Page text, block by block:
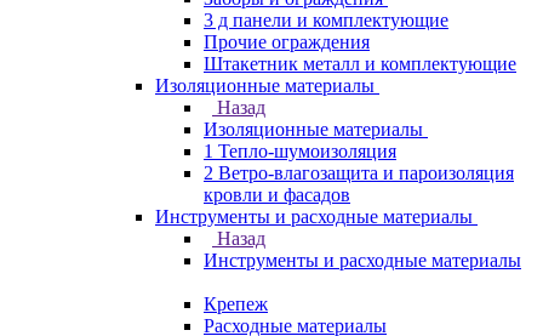
3 д панели и комплектующие
Прочие ограждения
Штакетник металл и комплектующие
Изоляционные материалы
Назад
Изоляционные материалы
1 Тепло-шумоизоляция
2 Ветро-влагозащита и пароизоляция
кровли и фасадов
Инструменты и расходные материалы
Назад
Инструменты и расходные материалы
Крепеж
Расходные материалы